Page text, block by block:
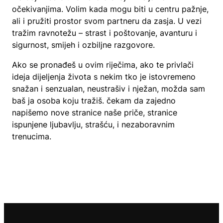
očekivanjima. Volim kada mogu biti u centru pažnje,
ali i pružiti prostor svom partneru da zasja. U vezi
tražim ravnotežu – strast i poštovanje, avanturu i
sigurnost, smijeh i ozbiljne razgovore.
Ako se pronađeš u ovim riječima, ako te privlači
ideja dijeljenja života s nekim tko je istovremeno
snažan i senzualan, neustrašiv i nježan, možda sam
baš ja osoba koju tražiš. čekam da zajedno
napišemo nove stranice naše priče, stranice
ispunjene ljubavlju, strašću, i nezaboravnim
trenucima.